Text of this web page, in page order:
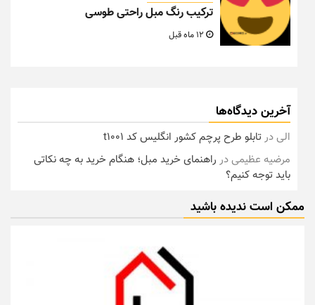
ترکیب رنگ مبل راحتی طوسی
آخرین دیدگاه‌ها
الیدرتابلو طرح پرچم کشور انگلیس کد t1001
مرضیه عظیمیدر راهنمای خرید مبل؛ هنگام خرید به چه نکاتی
باید توجه کنیم؟
ممکن است ندیده باشید